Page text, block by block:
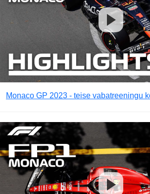
Monaco GP 2023 - teise vabatreeningu